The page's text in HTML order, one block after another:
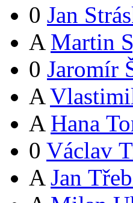
0 Jan
A Martin
0 Jaromír
A
A Hana
0 Václav
A Jan